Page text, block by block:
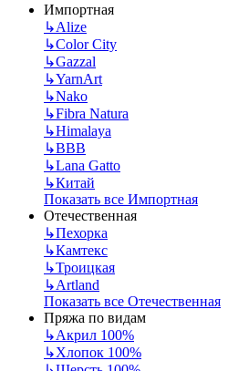
Импортная
↳Alize
↳Color City
↳Gazzal
↳YarnArt
↳Nako
↳Fibra Natura
↳Himalaya
↳BBB
↳Lana Gatto
↳Китай
Показать все Импортная
Отечественная
↳Пехорка
↳Камтекс
↳Троицкая
↳Artland
Показать все Отечественная
Пряжа по видам
↳Акрил 100%
↳Хлопок 100%